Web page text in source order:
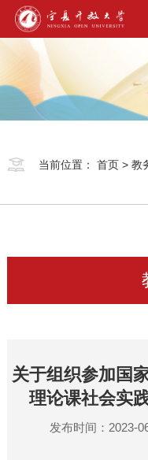
当前位置： 首页> 教
关于组织参加国
理论课社会实
发布时间：2023-